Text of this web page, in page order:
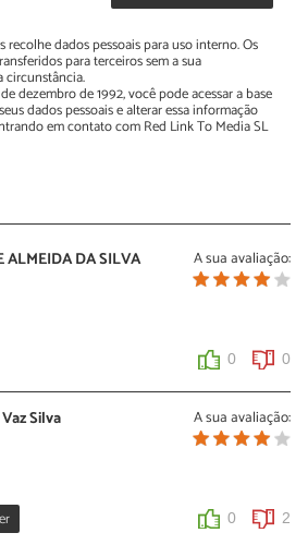
recolhe dados pessoais para uso interno. Os
para terceiros sem a sua
circunstância.
dezembro de 1992, você pode acessar a base
dados pessoais e alterar essa informação
em contato com Red Link To Media SL
A sua avaliação:
ALMEIDA DA SILVA
0 0
A sua avaliação:
Silva
0 2